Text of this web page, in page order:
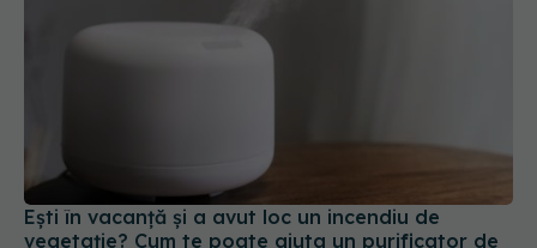
Ești în vacanță și a avut loc un incendiu de
vegetație? Cum te poate ajuta un purificator de
aer